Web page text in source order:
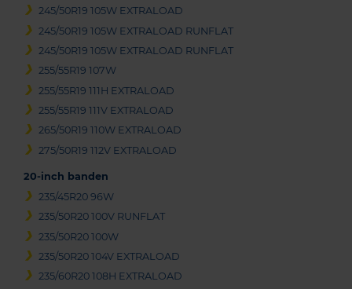
245/50R19 105W EXTRALOAD
245/50R19 105W EXTRALOAD RUNFLAT
245/50R19 105W EXTRALOAD RUNFLAT
255/55R19 107W
255/55R19 111H EXTRALOAD
255/55R19 111V EXTRALOAD
265/50R19 110W EXTRALOAD
275/50R19 112V EXTRALOAD
20-inch banden
235/45R20 96W
235/50R20 100V RUNFLAT
235/50R20 100W
235/50R20 104V EXTRALOAD
235/60R20 108H EXTRALOAD